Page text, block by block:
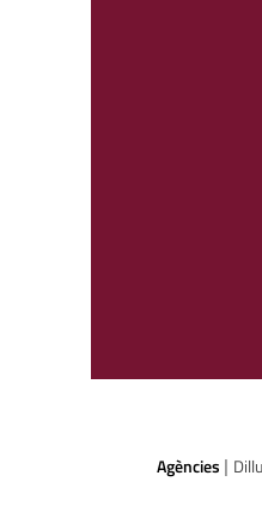
Agències |